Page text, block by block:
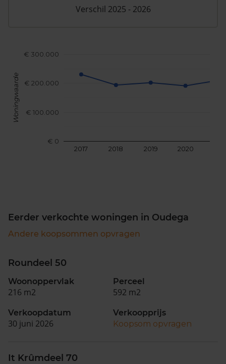
2017 2018 2019 2020
€ 0
€ 100.000
€ 200.000
€ 300.000
Woningwaarde
Verschil 2025 - 2026
Eerder verkochte woningen in Oudega
Andere koopsommen opvragen
Roundeel 50
Woonoppervlak
216 m2
Perceel
592 m2
Verkoopdatum
30 juni 2026
Verkoopprijs
Koopsom opvragen
It Krûmdeel 70